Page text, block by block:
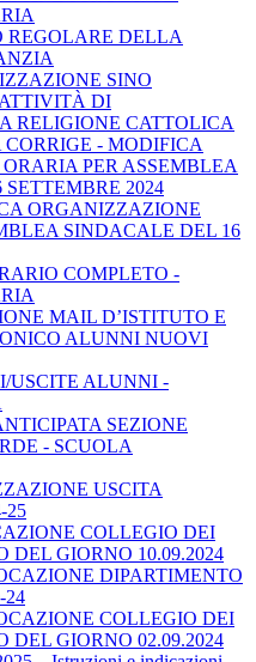
REGOLARE DELLA
SINO
DI
RELIGIONE CATTOLICA
CORRIGE - MODIFICA
PER ASSEMBLEA
2024
ORGANIZZAZIONE
SINDACALE DEL 16
COMPLETO -
MAIL D’ISTITUTO E
ALUNNI NUOVI
USCITE ALUNNI -
SEZIONE
- SCUOLA
USCITA
25
COLLEGIO DEI
DEL GIORNO 10.09.2024
DIPARTIMENTO
24
COLLEGIO DEI
DEL GIORNO 02.09.2024